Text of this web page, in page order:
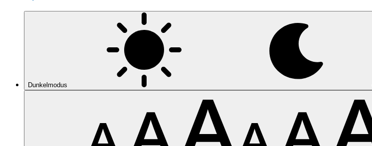
Dunkelmodus